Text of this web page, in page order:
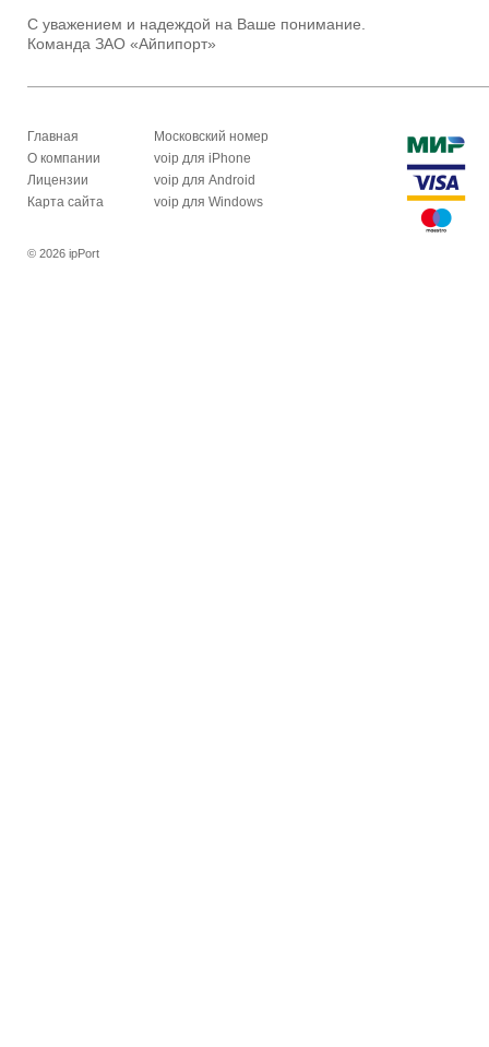
С уважением и надеждой на Ваше понимание.
Команда ЗАО «Айпипорт»
Главная
О компании
Лицензии
Карта сайта
Московский номер
voip для iPhone
voip для Android
voip для Windows
© 2026 ipPort